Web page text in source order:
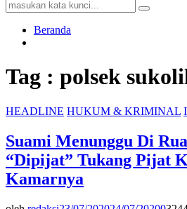
Search
for:
Search
Beranda
Tag : polsek
HEADLINE HUKUM & KRIMINAL
Suami Menunggu Di
“Dipijat” Tukang Pijat
Kamarnya